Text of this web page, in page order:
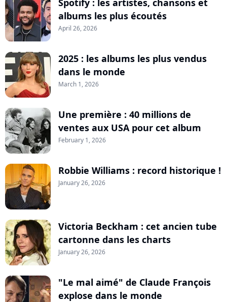
Spotify : les artistes, chansons et
albums les plus écoutés
April 26, 2026
2025 : les albums les plus vendus
dans le monde
March 1, 2026
Une première : 40 millions de
ventes aux USA pour cet album
February 1, 2026
Robbie Williams : record historique !
January 26, 2026
Victoria Beckham : cet ancien tube
cartonne dans les charts
January 26, 2026
"Le mal aimé" de Claude François
explose dans le monde